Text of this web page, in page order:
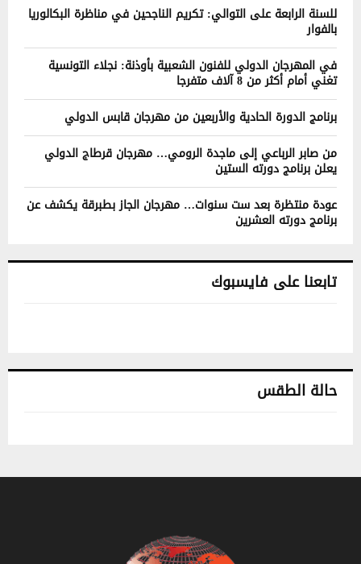
للسنة الرابعة على التوالي: تكريم الناجحين في مناظرة البكالوريا
بالفوار
في المهرجان الدولي للفنون الشعبية بأوذنة: نجلاء التونسية
تغني أمام أكثر من 8 آلاف متفرجا
برنامج الدورة الحادية والأربعين من مهرجان قابس الدولي
من صابر الرباعي إلى ماجدة الرومي… مهرجان قرطاج الدولي
يعلن برنامج دورته الستين
عودة منتظرة بعد ست سنوات… مهرجان الجاز بطبرقة يكشف عن
برنامج دورته العشرين
تابعنا على فايسبوك
حالة الطقس